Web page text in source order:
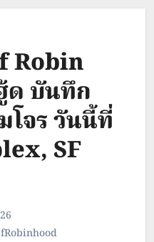
Robin
ด บันทึก
จร วันนี้ที่
SF